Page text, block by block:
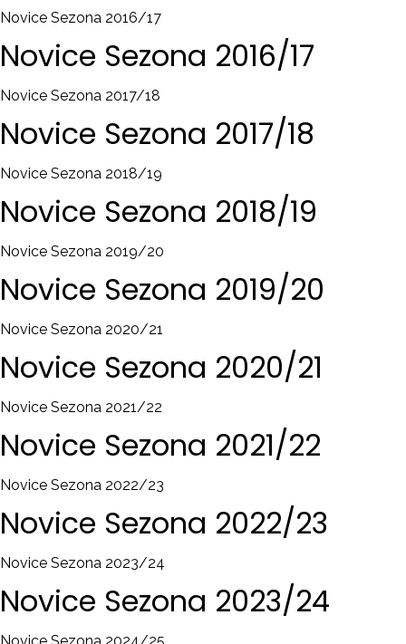
Novice Sezona 2016/17
Novice Sezona 2016/17
Novice Sezona 2017/18
Novice Sezona 2017/18
Novice Sezona 2018/19
Novice Sezona 2018/19
Novice Sezona 2019/20
Novice Sezona 2019/20
Novice Sezona 2020/21
Novice Sezona 2020/21
Novice Sezona 2021/22
Novice Sezona 2021/22
Novice Sezona 2022/23
Novice Sezona 2022/23
Novice Sezona 2023/24
Novice Sezona 2023/24